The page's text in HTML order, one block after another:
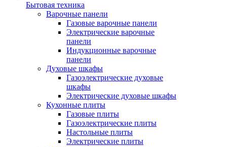
Бытовая техника
Варочные панели
Газовые варочные панели
Электрические варочные
панели
Индукционные варочные
панели
Духовые шкафы
Газоэлектрические духовые
шкафы
Электрические духовые шкафы
Кухонные плиты
Газовые плиты
Газоэлектрические плиты
Настольные плиты
Электрические плиты